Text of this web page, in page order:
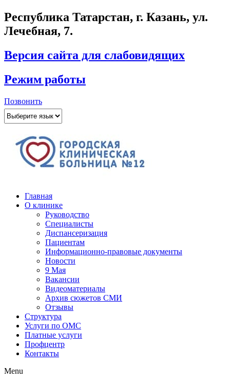
Республика Татарстан, г. Казань, ул.
Лечебная, 7.
Версия сайта для слабовидящих
Режим работы
Позвонить
Главная
О клинике
Руководство
Специалисты
Диспансеризация
Пациентам
Информационно-правовые документы
Новости
9 Мая
Вакансии
Видеоматериалы
Архив сюжетов СМИ
Отзывы
Структура
Услуги по ОМС
Платные услуги
Профцентр
Контакты
Menu